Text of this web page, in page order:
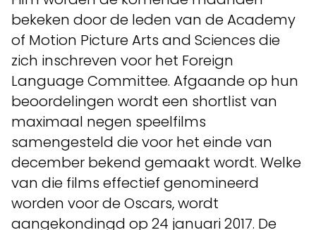
bekeken door de leden van de Academy
of Motion Picture Arts and Sciences die
zich inschreven voor het Foreign
Language Committee. Afgaande op hun
beoordelingen wordt een shortlist van
maximaal negen speelfilms
samengesteld die voor het einde van
december bekend gemaakt wordt. Welke
van die films effectief genomineerd
worden voor de Oscars, wordt
aangekondingd op 24 januari 2017. De